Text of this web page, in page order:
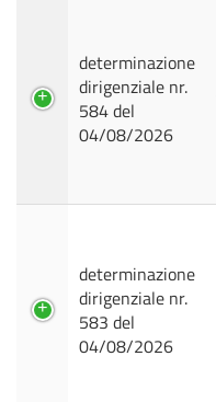
determinazione
dirigenziale nr.
584 del
04/08/2026
determinazione
dirigenziale nr.
583 del
04/08/2026